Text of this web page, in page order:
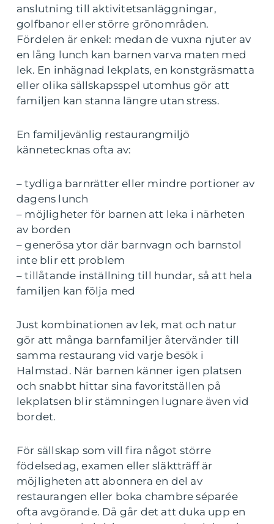
anslutning till aktivitetsanläggningar,
golfbanor eller större grönområden.
Fördelen är enkel: medan de vuxna njuter av
en lång lunch kan barnen varva maten med
lek. En inhägnad lekplats, en konstgräsmatta
eller olika sällskapsspel utomhus gör att
familjen kan stanna längre utan stress.
En familjevänlig restaurangmiljö
kännetecknas ofta av:
– tydliga barnrätter eller mindre portioner av
dagens lunch
– möjligheter för barnen att leka i närheten
av borden
– generösa ytor där barnvagn och barnstol
inte blir ett problem
– tillåtande inställning till hundar, så att hela
familjen kan följa med
Just kombinationen av lek, mat och natur
gör att många barnfamiljer återvänder till
samma restaurang vid varje besök i
Halmstad. När barnen känner igen platsen
och snabbt hittar sina favoritställen på
lekplatsen blir stämningen lugnare även vid
bordet.
För sällskap som vill fira något större
födelsedag, examen eller släktträff är
möjligheten att abonnera en del av
restaurangen eller boka chambre séparée
ofta avgörande. Då går det att duka upp en